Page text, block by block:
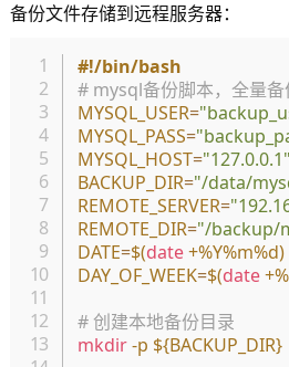
备份文件存储到远程服务器：
#!/bin/bash
# mysql备份脚本，全量
MYSQL_USER=
MYSQL_PASS=
MYSQL_HOST="127.0.0.1"
BACKUP_DIR="/data/
REMOTE_SERVER=
REMOTE_DIR="/backup/
DATE=$(date +%Y%m%d)
DAY_OF_WEEK=$(date
# 创建本地备份目录
mkdir-p ${BACKUP_DIR}